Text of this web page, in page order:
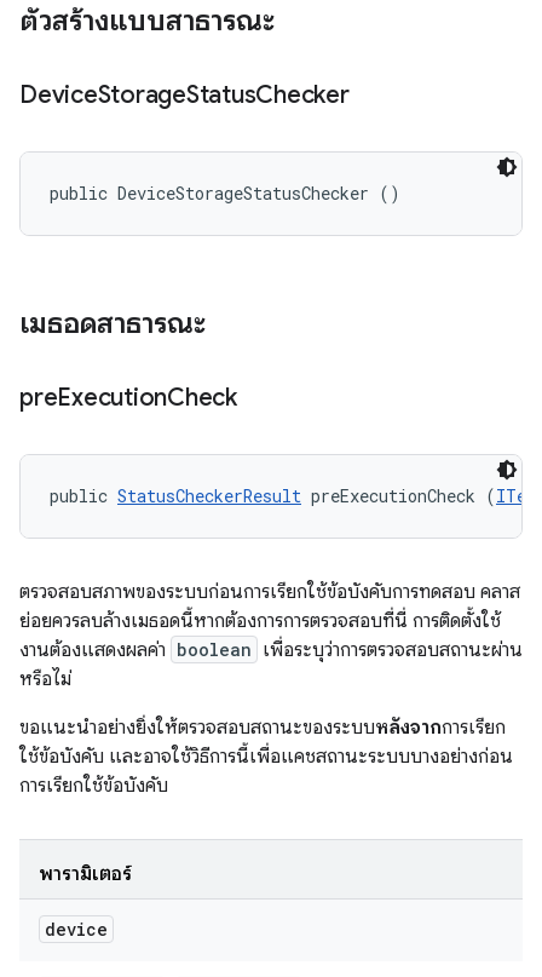
ตัวสร้างแบบสาธารณะ
DeviceStorageStatusChecker
public DeviceStorageStatusChecker ()
เมธอดสาธารณะ
preExecutionCheck
public StatusCheckerResult preExecutionCheck (
ตรวจสอบสภาพของระบบก่อนการเรียกใช้ข้อบังคับการทดสอบ คลาส
ย่อยควรลบล้างเมธอดนี้หากต้องการการตรวจสอบที่นี่ การติดตั้งใช้
งานต้องแสดงผลค่า boolean เพื่อระบุว่าการตรวจสอบสถานะผ่าน
หรือไม่
ขอแนะนําอย่างยิ่งให้ตรวจสอบสถานะของระบบหลังจากการเรียก
ใช้ข้อบังคับ และอาจใช้วิธีการนี้เพื่อแคชสถานะระบบบางอย่างก่อน
การเรียกใช้ข้อบังคับ
พารามิเตอร์
device